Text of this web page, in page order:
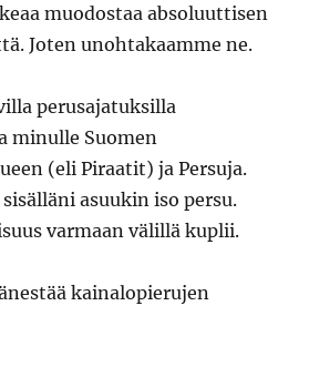
muodostaa absoluuttisen
Joten unohtakaamme ne.
perusajatuksilla
minulle Suomen
(eli Piraatit) ja Persuja.
asuukin iso persu.
varmaan välillä kuplii.
kainalopierujen